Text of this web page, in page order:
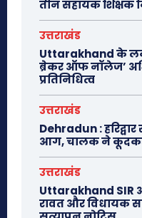
तीन सहायक शिक्षक
उत्तराखंड
Uttarakhand के
ब्रेकर ऑफ नॉलेज’
प्रतिनिधित्व
उत्तराखंड
Dehradun :
आग, चालक ने
उत्तराखंड
Uttarakhand SIR
रावत और विधायक